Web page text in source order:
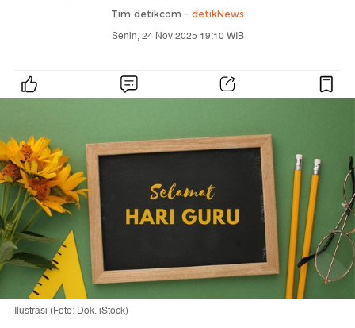
Tim detikcom - detikNews
Senin, 24 Nov 2025 19:10 WIB
Ilustrasi (Foto: Dok. iStock)